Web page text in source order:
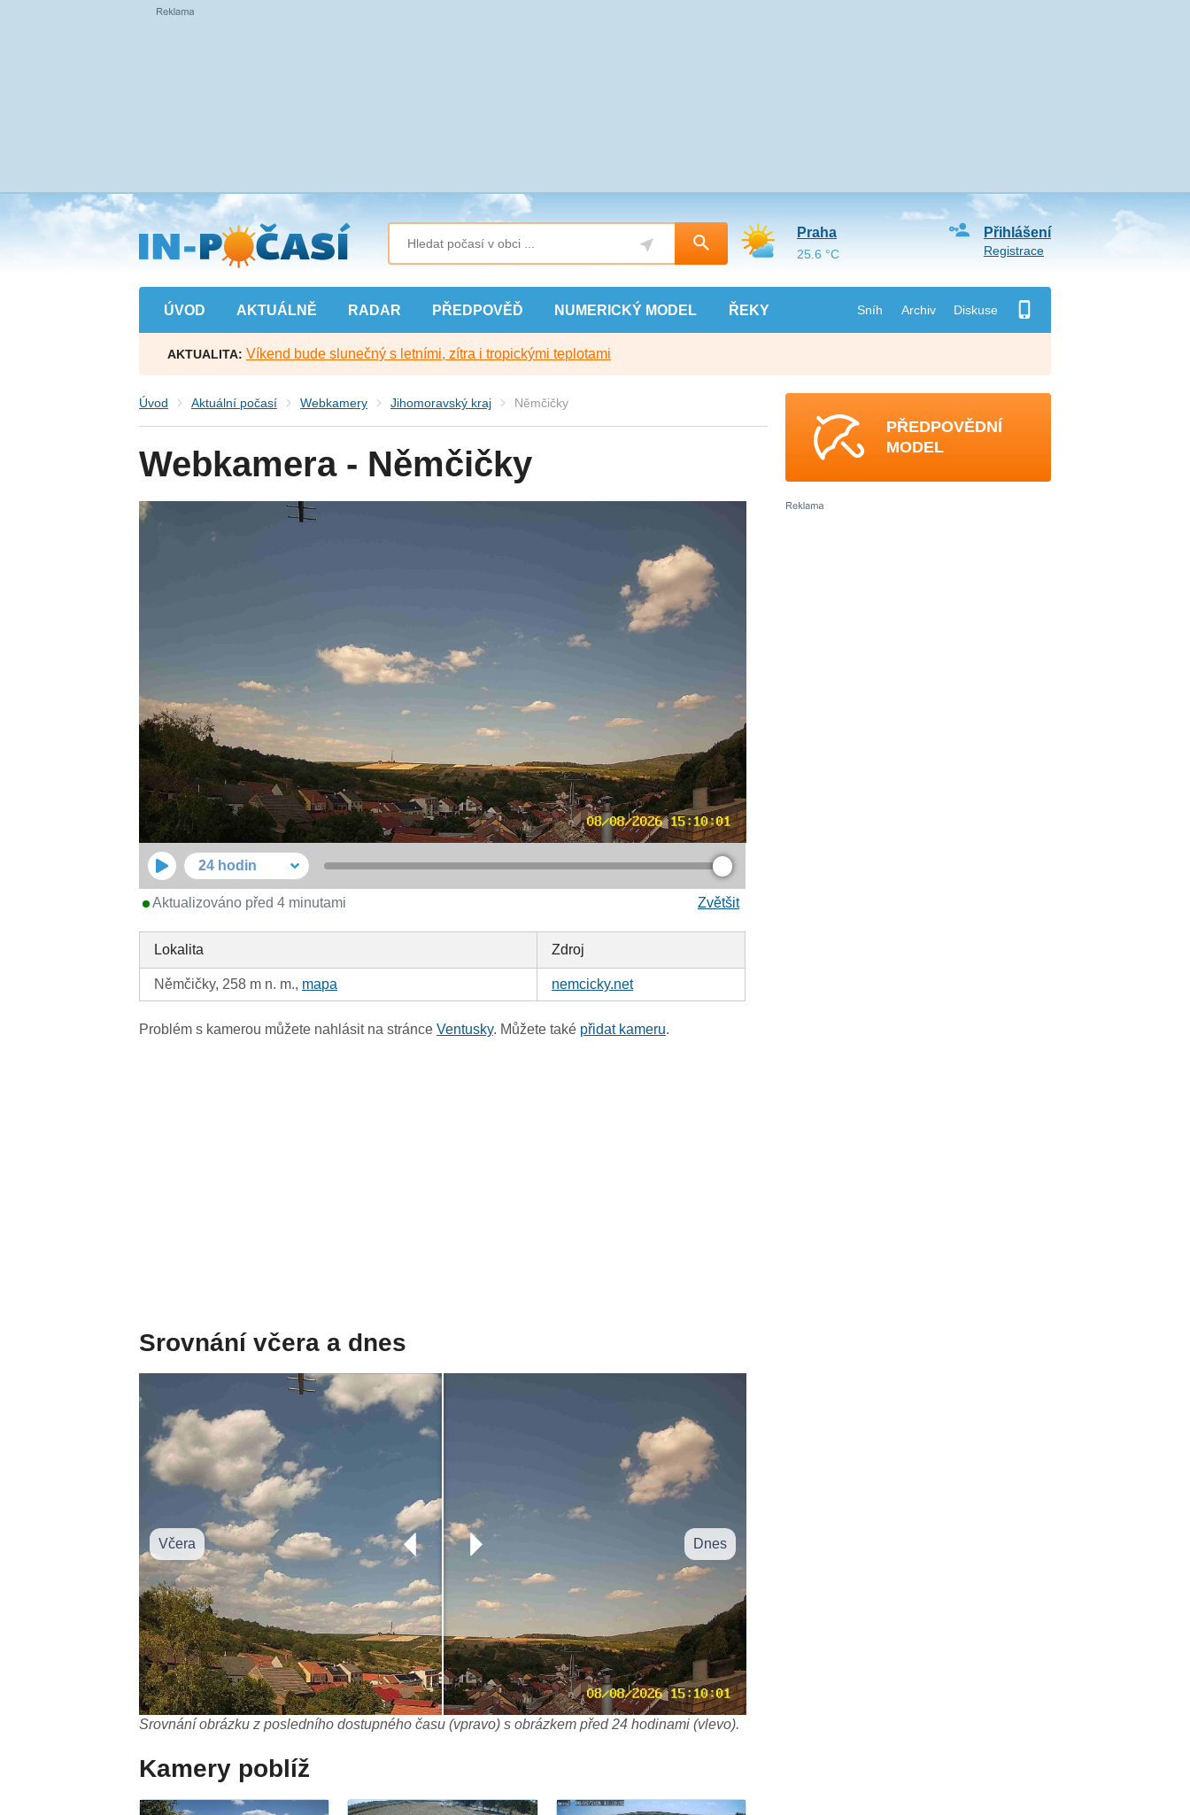
Přejít
na
hlavní
obsah
ÚVOD AKTUÁLNĚ RADAR PŘEDPOVĚĎ NUMERICKÝ MODEL ŘEKY Sníh Archiv Diskuse
Přihlášení
Registrace
Praha
25.6 °C
AKTUALITA: Víkend bude slunečný s letními, zítra i tropickými teplotami
Úvod Aktuální počasí Webkamery Jihomoravský kraj Němčičky
Webkamera - Němčičky
24 hodin
Zvětšit
Aktualizováno před 4 minutami
Lokalita Zdroj
Němčičky, 258 m n. m., mapa nemcicky.net
Problém s kamerou můžete nahlásit na stránceVentusky. Můžete také přidat kameru.
Srovnání včera a dnes
Včera Dnes
Srovnání obrázku z posledního dostupného času (vpravo) s obrázkem před 24 hodinami (vlevo).
Kamery poblíž
PŘEDPOVĚDNÍ
MODEL